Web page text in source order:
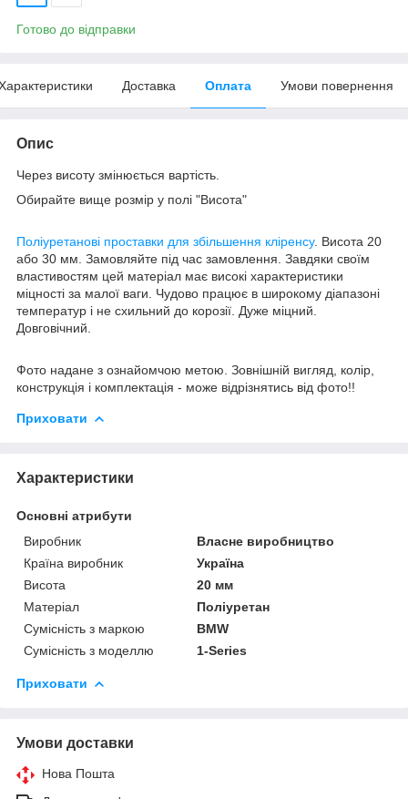
Готово до відправки
Доставка Оплата Умови повернення
Опис
Через висоту змінюється вартість.
Обирайте вище розмір у полі "Висота"
Поліуретанові проставки для збільшення кліренсу. Висота 20
або 30 мм. Замовляйте під час замовлення. Завдяки своїм
властивостям цей матеріал має високі характеристики
міцності за малої ваги. Чудово працює в широкому діапазоні
температур і не схильний до корозії. Дуже міцний.
Довговічний.
Фото надане з ознайомчою метою. Зовнішній вигляд, колір,
конструкція і комплектація - може відрізнятись від фото!!
Приховати
Характеристики
Основні атрибути
Виробник
Власне виробництво
Країна виробник
Україна
Висота
20 мм
Матеріал
Поліуретан
Сумісність з маркою
BMW
Сумісність з моделлю
1-Series
Приховати
Умови доставки
Нова Пошта